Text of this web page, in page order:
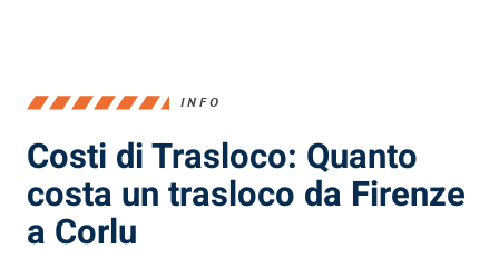
INFO
Costi di Trasloco: Quanto
costa un trasloco da Firenze
a Corlu